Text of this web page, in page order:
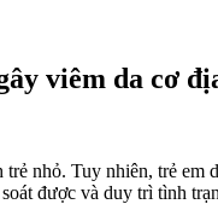
viêm da cơ
nhỏ. Tuy nhiên, trẻ
được và duy trì tình